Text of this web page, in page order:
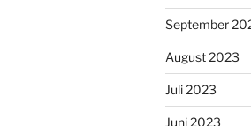
September
August 2023
Juli 2023
Juni 2023